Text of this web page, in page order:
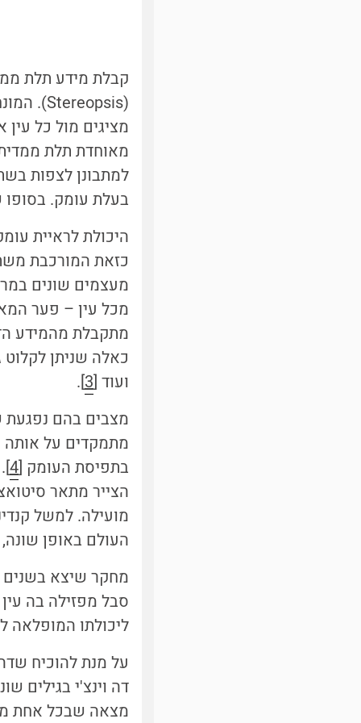
קבלת מידע תלת
מציגים מול כל
מאוחדת תלת
למתבונן לצפות
בעלת עומק. בסופו
היכולת לראיית
מעצמים שונים
מכל עין – פער
מתקבלת מהמידע
כאלה שניתן
ועוד [3
].
מצבים בהם נפגעת
מתמקדים על אותה
בתפיסת העומק [4
הצייר מתאר
מועילה. למשל
העולם באופן שונה,
מחקר שיצא בשנים
סבל מפזילה בה
ליכולתו
על מנת להוכיח
דה וינצ'י בגילים